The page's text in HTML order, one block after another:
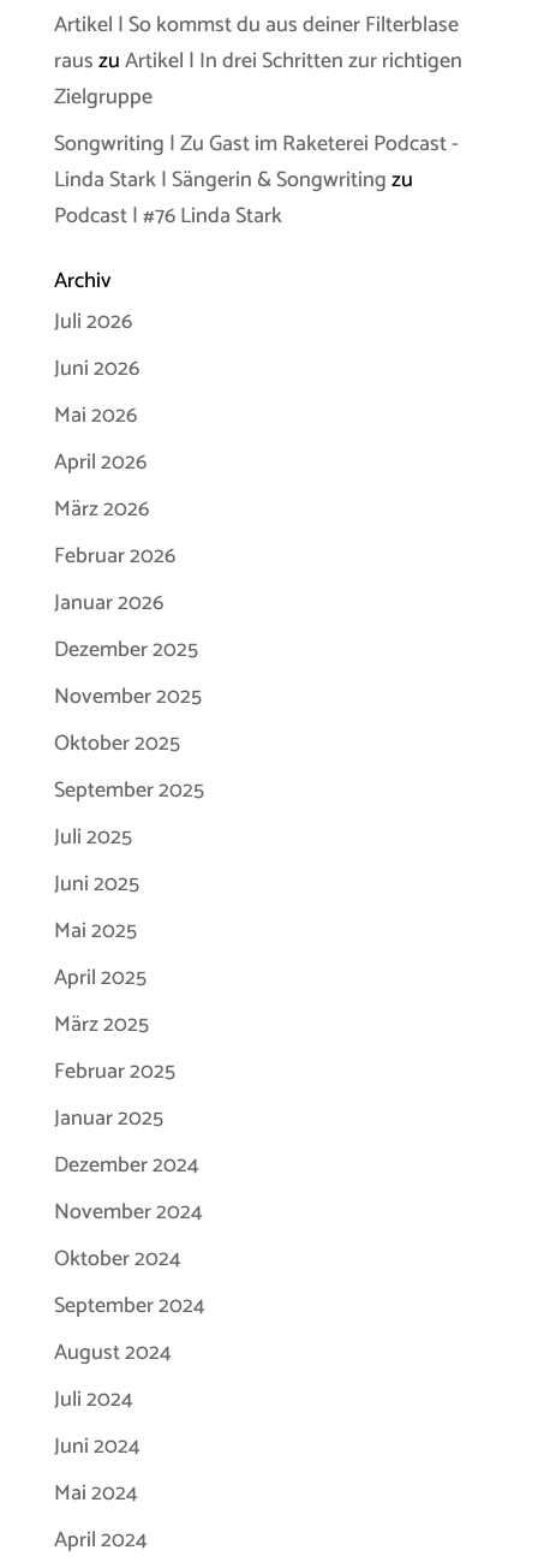
Artikel | So kommst du aus deiner Filterblase
rauszuArtikel | In drei Schritten zur richtigen
Zielgruppe
Songwriting | Zu Gast im Raketerei Podcast -
Linda Stark | Sängerin & Songwritingzu
Podcast | #76 Linda Stark
Archiv
Juli 2026
Juni 2026
Mai 2026
April 2026
März 2026
Februar 2026
Januar 2026
Dezember 2025
November 2025
Oktober 2025
September 2025
Juli 2025
Juni 2025
Mai 2025
April 2025
März 2025
Februar 2025
Januar 2025
Dezember 2024
November 2024
Oktober 2024
September 2024
August 2024
Juli 2024
Juni 2024
Mai 2024
April 2024